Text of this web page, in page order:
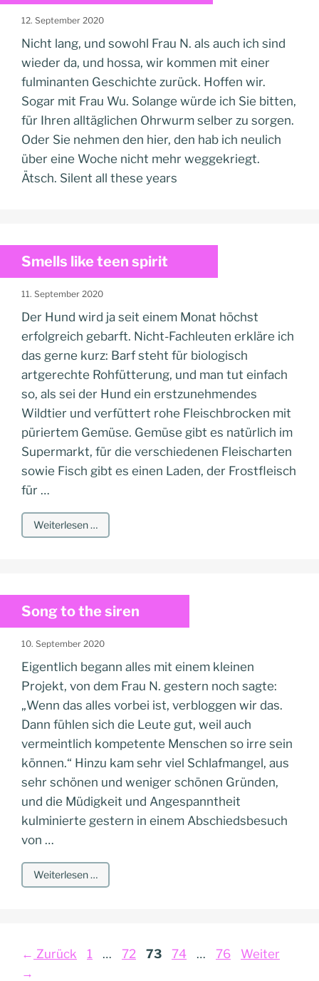
12. September 2020
Nicht lang, und sowohl Frau N. als auch ich sind
wieder da, und hossa, wir kommen mit einer
fulminanten Geschichte zurück. Hoffen wir.
Sogar mit Frau Wu. Solange würde ich Sie bitten,
für Ihren alltäglichen Ohrwurm selber zu sorgen.
Oder Sie nehmen den hier, den hab ich neulich
über eine Woche nicht mehr weggekriegt.
Ätsch. Silent all these years
Smells like teen spirit
11. September 2020
Der Hund wird ja seit einem Monat höchst
erfolgreich gebarft. Nicht-Fachleuten erkläre ich
das gerne kurz: Barf steht für biologisch
artgerechte Rohfütterung, und man tut einfach
so, als sei der Hund ein erstzunehmendes
Wildtier und verfüttert rohe Fleischbrocken mit
püriertem Gemüse. Gemüse gibt es natürlich im
Supermarkt, für die verschiedenen Fleischarten
sowie Fisch gibt es einen Laden, der Frostfleisch
für …
Weiterlesen …
Song to the siren
10. September 2020
Eigentlich begann alles mit einem kleinen
Projekt, von dem Frau N. gestern noch sagte:
„Wenn das alles vorbei ist, verbloggen wir das.
Dann fühlen sich die Leute gut, weil auch
vermeintlich kompetente Menschen so irre sein
können.“ Hinzu kam sehr viel Schlafmangel, aus
sehr schönen und weniger schönen Gründen,
und die Müdigkeit und Angespanntheit
kulminierte gestern in einem Abschiedsbesuch
von …
Weiterlesen …
← Zurück Seite
1 … Seite
72 Seite
73 Seite
74 … Seite
76
Weiter
→